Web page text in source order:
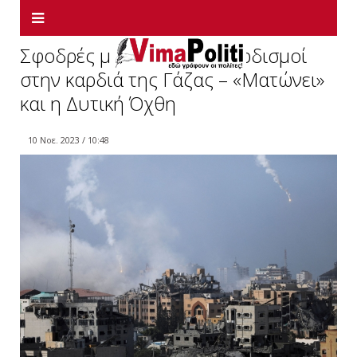
Σφοδρές μάχες και βομβαρδισμοί
στην καρδιά της Γάζας – «Ματώνει»
και η Δυτική Όχθη
10 Νοε. 2023 / 10:48